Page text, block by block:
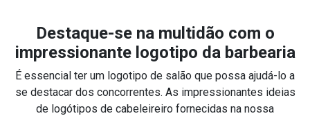
Destaque-se na multidão com o
impressionante logotipo da barbearia
É essencial ter um logotipo de salão que possa ajudá-lo a
se destacar dos concorrentes. As impressionantes ideias
de logótipos de cabeleireiro fornecidas na nossa